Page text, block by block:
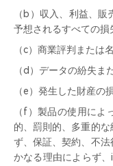
（b）収入、利益、
予想されるすべての損
（c）商業評判または
（d）データの紛失ま
（e）発生した財産の
（f）製品の使用によ
的、罰則的、多重的
ず、保証、契約、不
かなる理由によらず